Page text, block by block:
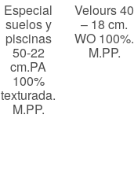
Especial
suelos y
piscinas
50-22
cm.PA
100%
texturada.
M.PP.
Velours 40
– 18 cm.
WO 100%.
M.PP.